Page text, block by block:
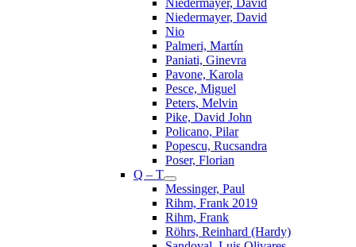
Niedermayer, David
Nio
Palmeri, Martín
Paniati, Ginevra
Pavone, Karola
Pesce, Miguel
Peters, Melvin
Pike, David John
Policano, Pilar
Popescu, Rucsandra
Poser, Florian
Q – T
Messinger, Paul
Rihm, Frank 2019
Rihm, Frank
Röhrs, Reinhard (Hardy)